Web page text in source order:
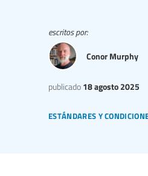
estándares y
publicado 18 agosto 2025
escritos por:
Conor Murphy